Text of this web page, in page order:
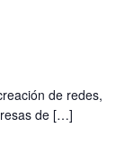
de redes,
de […]